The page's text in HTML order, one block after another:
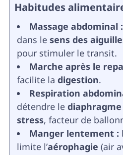
Habitudes
Massage abdominal :
dans le sens des
pour stimuler le transit.
Marche après le
facilite la digestion.
Respiration
détendre le diaphragme
stress, facteur de
Manger lentement :
limite l’aérophagie (air